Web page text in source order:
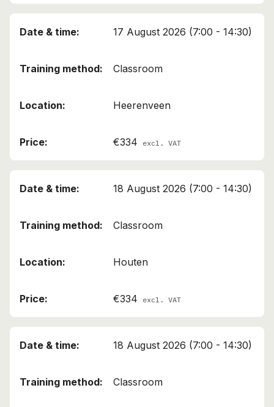
17 August 2026 (7:00 - 14:30)
Classroom
Heerenveen
€334 excl. VAT
18 August 2026 (7:00 - 14:30)
Classroom
Houten
€334 excl. VAT
18 August 2026 (7:00 - 14:30)
Classroom